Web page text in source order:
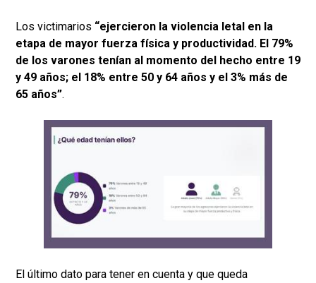
Los victimarios “ejercieron la violencia letal en la
etapa de mayor fuerza física y productividad. El 79%
de los varones tenían al momento del hecho entre 19
y 49 años; el 18% entre 50 y 64 años y el 3% más de
65 años”.
El último dato para tener en cuenta y que queda